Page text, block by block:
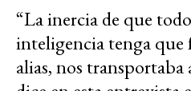
“La inercia de que
inteligencia tenga
alias, nos transportaba